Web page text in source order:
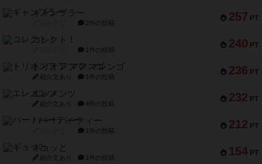
257 PT
ギャンブラー
2件の投稿
240 PT
コレクト！
1件の投稿
236 PT
トリオンフ ア マレンゴ
紹介文あり 1件の投稿
232 PT
エレメンツ
紹介文あり 4件の投稿
212 PT
バー！パーティー
1件の投稿
154 PT
ギョッと
紹介文あり 1件の投稿